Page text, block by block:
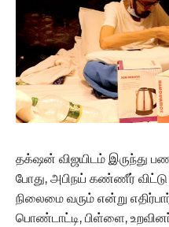
தக்‌ஷன் விஜயிடம் இருந்து
போது, அபிநய் கண்ணீர்
நிலைமை வரும் என்று
பொண்டாட்டி, பிள்ளை,